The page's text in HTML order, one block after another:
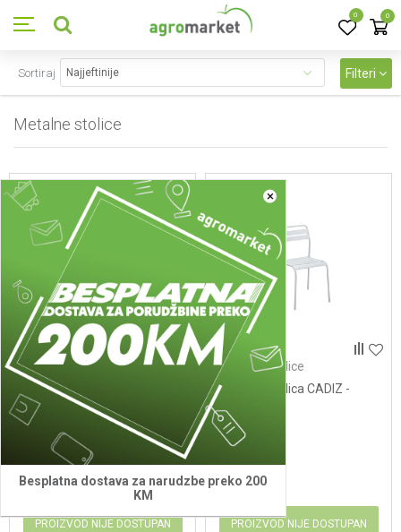
0 0
×
Besplatna dostava za narudzbe preko 200
KM
Metalne stolice
Sortiraj Filteri
Metalne stolice
Metalna stolica CADIZ - siva
24,50
PROIZVOD NIJE DOSTUPAN
Metalne stolice
Metalna stolica CADIZ -
24,50
PROIZVOD NIJE DOSTUPAN